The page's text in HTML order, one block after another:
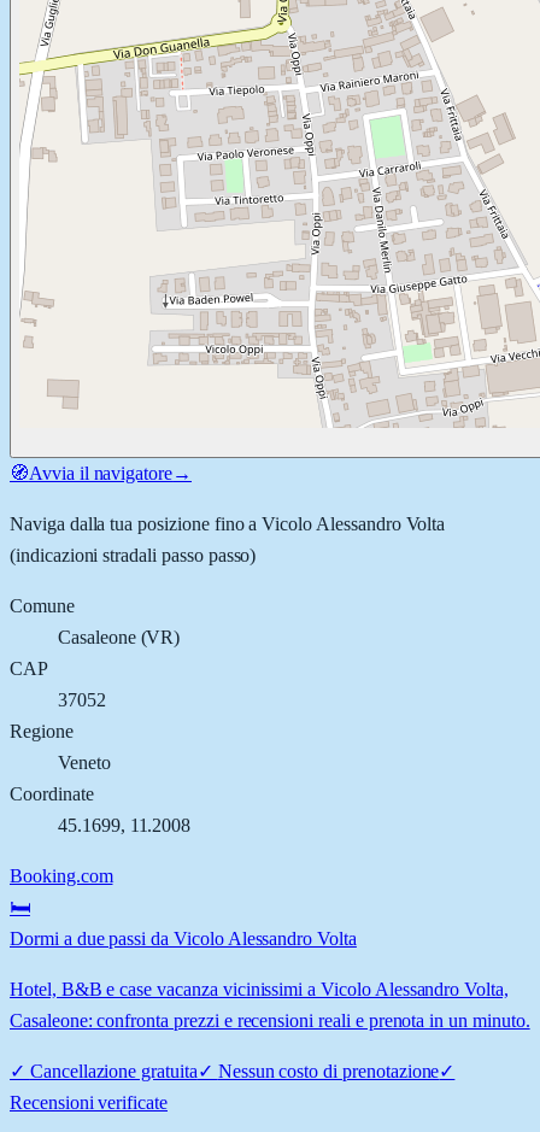
🧭Avvia il navigatore→
Naviga dalla tua posizione fino aVicolo Alessandro Volta
(indicazioni stradali passo passo)
Comune
Casaleone(VR)
CAP
37052
Regione
Veneto
Coordinate
45.1699, 11.2008
Booking.com
🛏️
Dormi a due passi da Vicolo Alessandro Volta
Hotel, B&B e case vacanza vicinissimi a Vicolo Alessandro Volta,
Casaleone: confronta prezzi e recensioni reali e prenota in un minuto.
✓ Cancellazione gratuita✓ Nessun costo di prenotazione✓
Recensioni verificate